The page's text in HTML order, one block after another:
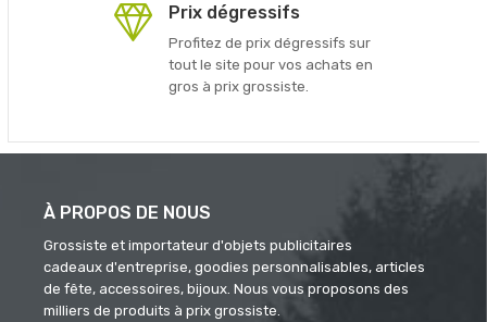
Prix dégressifs
Profitez de prix dégressifs sur
tout le site pour vos achats en
gros à prix grossiste.
À PROPOS DE NOUS
Grossiste et importateur d'objets publicitaires
cadeaux d'entreprise, goodies personnalisables, articles
de fête, accessoires, bijoux. Nous vous proposons des
milliers de produits à prix grossiste.